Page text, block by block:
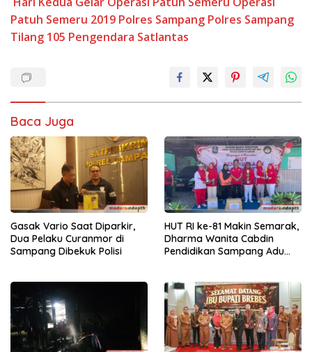
Patuh Semeru 2019 Polres Sampang Polres Sampang
Tilang 105 Pengendara Satlantas
Baca Juga
Gasak Vario Saat Diparkir,
Dua Pelaku Curanmor di
Sampang Dibekuk Polisi
HUT RI ke-81 Makin Semarak,
Dharma Wanita Cabdin
Pendidikan Sampang Adu